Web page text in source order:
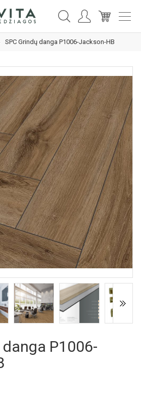
SPC Grindų danga P1006-Jackson-HB
danga P1006-